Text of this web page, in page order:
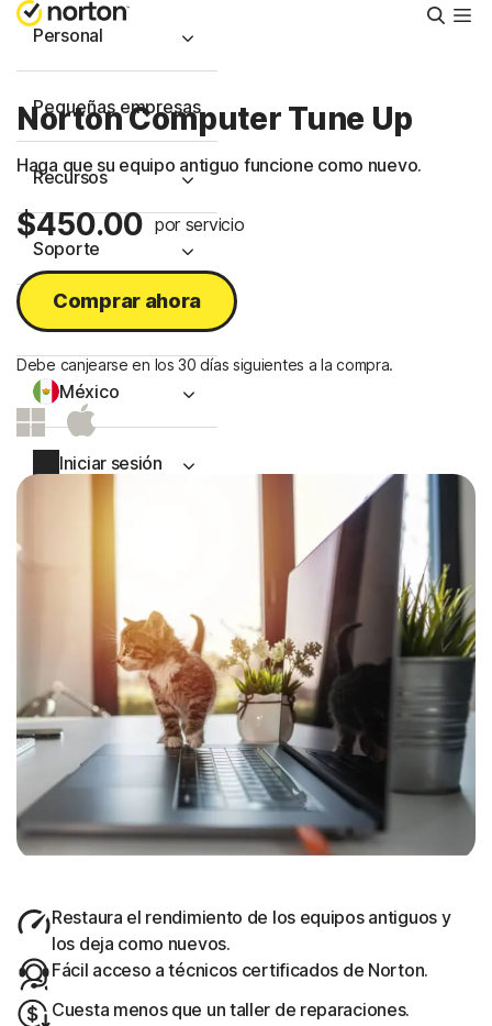
Personal
Pequeñas empresas
Recursos
Soporte
Prueba gratis
México
Iniciar sesión
Norton Computer Tune Up
Haga que su equipo antiguo funcione como nuevo.
$450.00 por servicio
Comprar ahora
Debe canjearse en los 30 días siguientes a la compra.
Restaura el rendimiento de los equipos antiguos y
los deja como nuevos.
Fácil acceso a técnicos certificados de Norton.
Cuesta menos que un taller de reparaciones.